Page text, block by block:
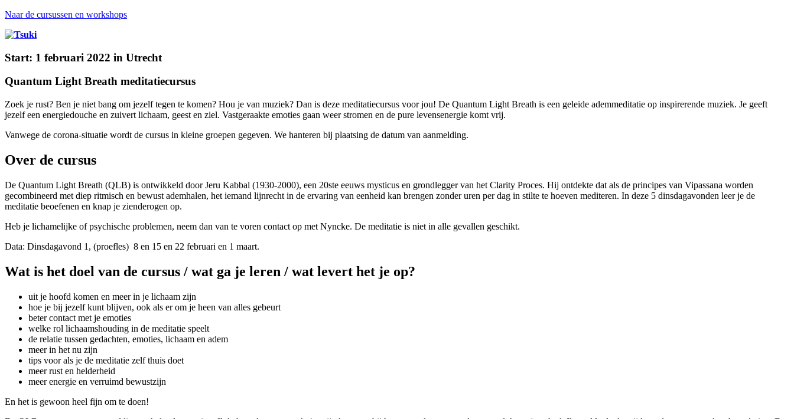
Naar de cursussen en workshops
Start: 1 februari 2022 in Utrecht
Quantum Light Breath meditatiecursus
Zoek je rust? Ben je niet bang om jezelf tegen te komen? Hou je van muziek? Dan is deze meditatiecursus voor jou! De Quantum Light Breath is een geleide ademmeditatie op inspirerende muziek. Je geeft
jezelf een energiedouche en zuivert lichaam, geest en ziel. Vastgeraakte emoties gaan weer stromen en de pure levensenergie komt vrij.
Vanwege de corona-situatie wordt de cursus in kleine groepen gegeven. We hanteren bij plaatsing de datum van aanmelding.
Over de cursus
De Quantum Light Breath (QLB) is ontwikkeld door Jeru Kabbal (1930-2000), een 20ste eeuws mysticus en grondlegger van het Clarity Proces. Hij ontdekte dat als de principes van Vipassana worden
gecombineerd met diep ritmisch en bewust ademhalen, het iemand lijnrecht in de ervaring van eenheid kan brengen zonder uren per dag in stilte te hoeven mediteren. In deze 5 dinsdagavonden leer je de
meditatie beoefenen en knap je zienderogen op.
Heb je lichamelijke of psychische problemen, neem dan van te voren contact op met Nyncke. De meditatie is niet in alle gevallen geschikt.
Data: Dinsdagavond 1, (proefles) 8 en 15 en 22 februari en 1 maart.
Wat is het doel van de cursus / wat ga je leren / wat levert het je op?
uit je hoofd komen en meer in je lichaam zijn
hoe je bij jezelf kunt blijven, ook als er om je heen van alles gebeurt
beter contact met je emoties
welke rol lichaamshouding in de meditatie speelt
de relatie tussen gedachten, emoties, lichaam en adem
meer in het nu zijn
tips voor als je de meditatie zelf thuis doet
meer rust en helderheid
meer energie en verruimd bewustzijn
En het is gewoon heel fijn om te doen!